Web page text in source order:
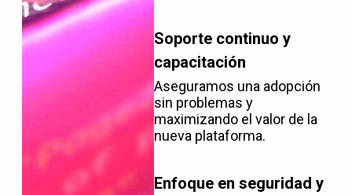
Soporte continuo y
capacitación
Aseguramos una adopción
sin problemas y
maximizando el valor de la
nueva plataforma.
Enfoque en seguridad y